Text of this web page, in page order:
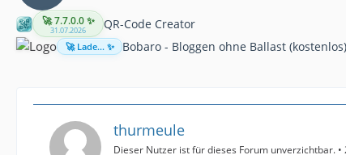
🚀 7.7.0.0 ✨
31.07.2026 QR-Code Creator
🚀 Lade... ✨ Bobaro - Bloggen ohne Ballast (kostenlos)
thurmeule
Dieser Nutzer ist für dieses Forum unverzichtbar.